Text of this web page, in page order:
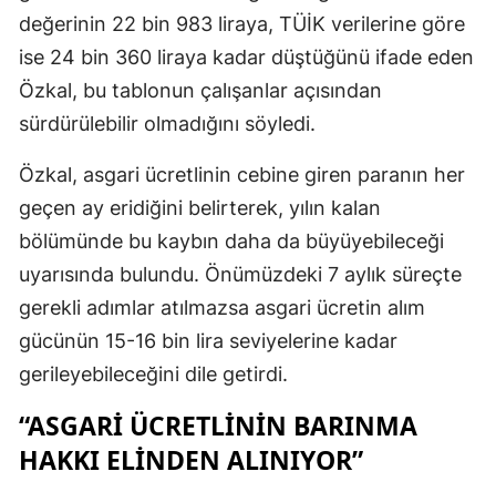
değerinin 22 bin 983 liraya, TÜİK verilerine göre
ise 24 bin 360 liraya kadar düştüğünü ifade eden
Özkal, bu tablonun çalışanlar açısından
sürdürülebilir olmadığını söyledi.
Özkal, asgari ücretlinin cebine giren paranın her
geçen ay eridiğini belirterek, yılın kalan
bölümünde bu kaybın daha da büyüyebileceği
uyarısında bulundu. Önümüzdeki 7 aylık süreçte
gerekli adımlar atılmazsa asgari ücretin alım
gücünün 15-16 bin lira seviyelerine kadar
gerileyebileceğini dile getirdi.
“ASGARI ÜCRETLININ BARINMA
HAKKI ELINDEN ALINIYOR”